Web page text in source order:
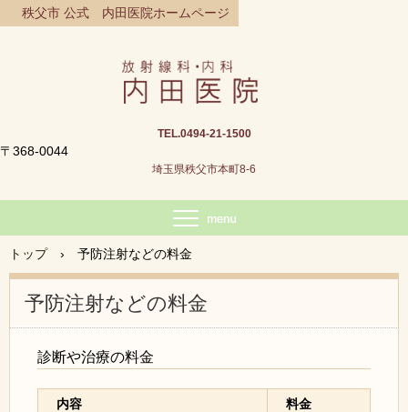
秩父市 公式 内田医院ホームページ
TEL.0494-21-1500
〒368-0044
埼玉県秩父市本町8-6
トップ › 予防注射などの料金
予防注射などの料金
診断や治療の料金
内容 料金